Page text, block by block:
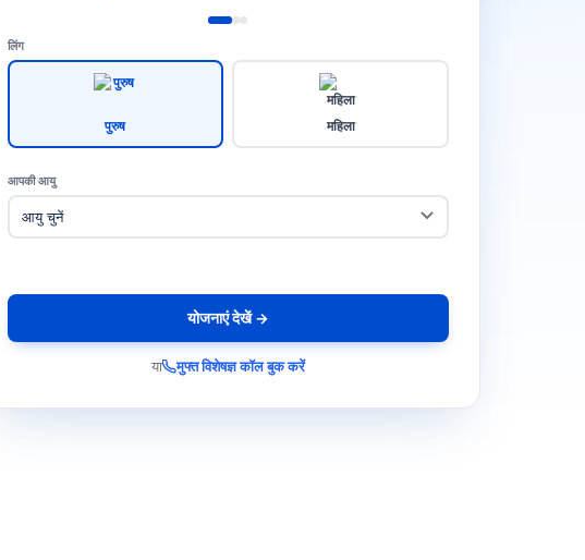
लिंग
पुरुष महिला
आपकी आयु
योजनाएं देखें →
या मुफ्त विशेषज्ञ कॉल बुक करें